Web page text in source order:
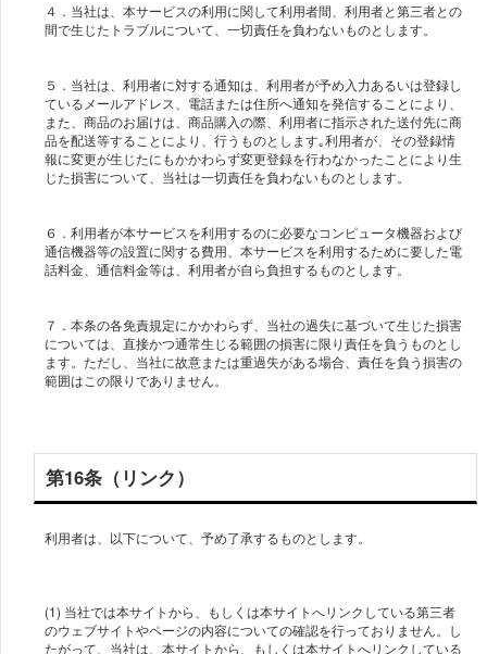
４．当社は、本サービスの利用に関して利用者間、利用者と第三者との
間で生じたトラブルについて、一切責任を負わないものとします。
５．当社は、利用者に対する通知は、利用者が予め入力あるいは登録し
ているメールアドレス、電話または住所へ通知を発信することにより、
また、商品のお届けは、商品購入の際、利用者に指示された送付先に商
品を配送等することにより、行うものとします｡利用者が、その登録情
報に変更が生じたにもかかわらず変更登録を行わなかったことにより生
じた損害について、当社は一切責任を負わないものとします。
６．利用者が本サービスを利用するのに必要なコンピュータ機器および
通信機器等の設置に関する費用、本サービスを利用するために要した電
話料金、通信料金等は、利用者が自ら負担するものとします。
７．本条の各免責規定にかかわらず、当社の過失に基づいて生じた損害
については、直接かつ通常生じる範囲の損害に限り責任を負うものとし
ます。ただし、当社に故意または重過失がある場合、責任を負う損害の
範囲はこの限りでありません。
第16条（リンク）
利用者は、以下について、予め了承するものとします。
(1) 当社では本サイトから、もしくは本サイトへリンクしている第三者
のウェブサイトやページの内容についての確認を行っておりません。し
たがって、当社は、本サイトから、もしくは本サイトへリンクしている